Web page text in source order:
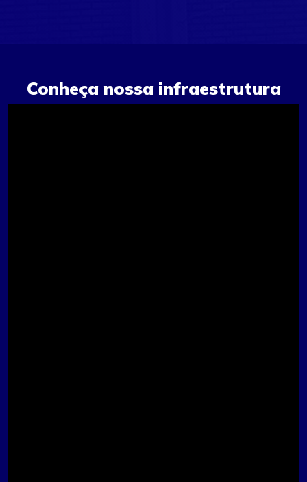
Conheça nossa infraestrutura